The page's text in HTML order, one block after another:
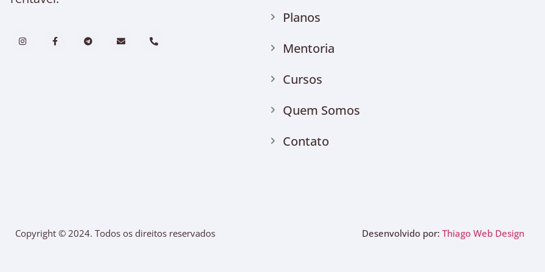
Planos
Mentoria
Cursos
Quem Somos
Contato
Copyright © 2024. Todos os direitos reservados Desenvolvido por: Thiago Web Design